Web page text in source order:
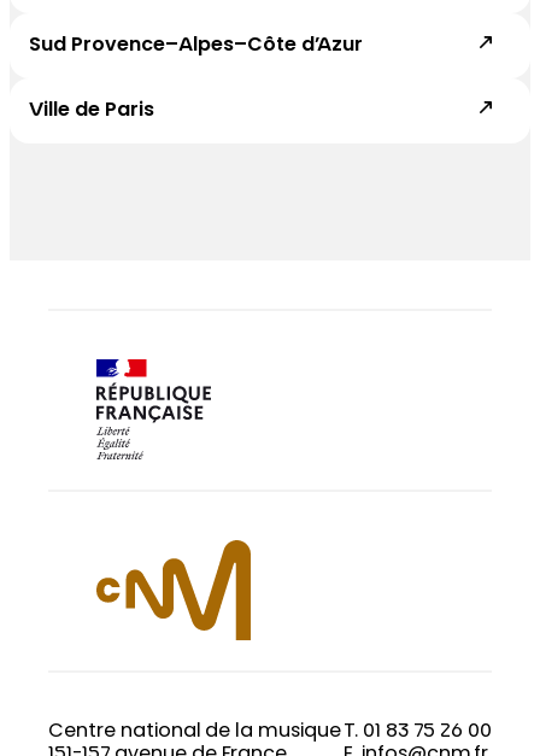
Sud Provence–Alpes–Côte d’Azur
Ville de Paris
Centre national de la musiqueT. 01 83 75 26 00